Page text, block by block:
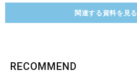
関連する資料を見る
RECOMMEND